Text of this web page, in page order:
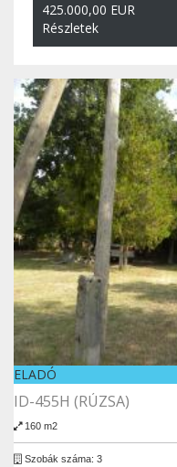
425.000,00 EUR
Részletek
ELADÓ
ID-455H (RÚZSA)
160 m2
Szobák száma: 3